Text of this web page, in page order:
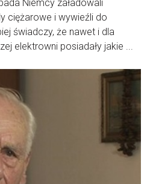
Niemcy załadowali
ciężarowe i wywieźli do
świadczy, że nawet i dla
elektrowni posiadały jakie ...